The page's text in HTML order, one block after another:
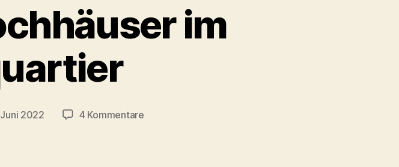
im
2022 4 Kommentarezu